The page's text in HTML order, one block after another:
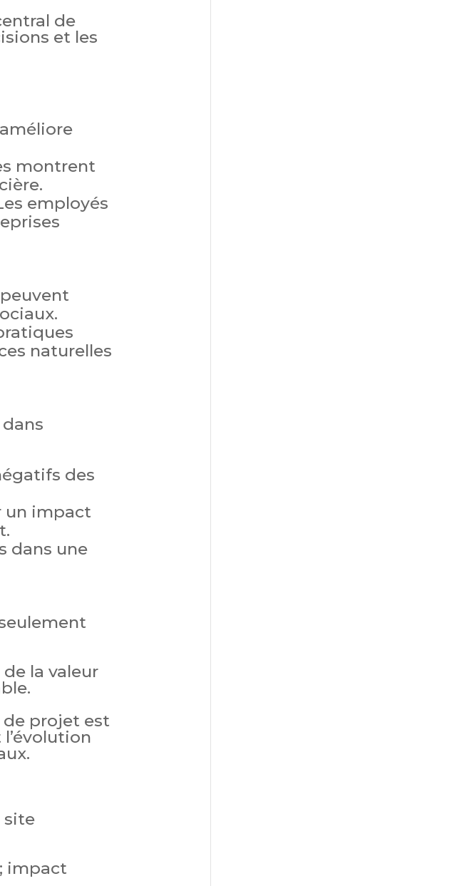
de
et les
montrent
employés
naturelles
des
un impact
dans une
la valeur
de projet est
site
impact